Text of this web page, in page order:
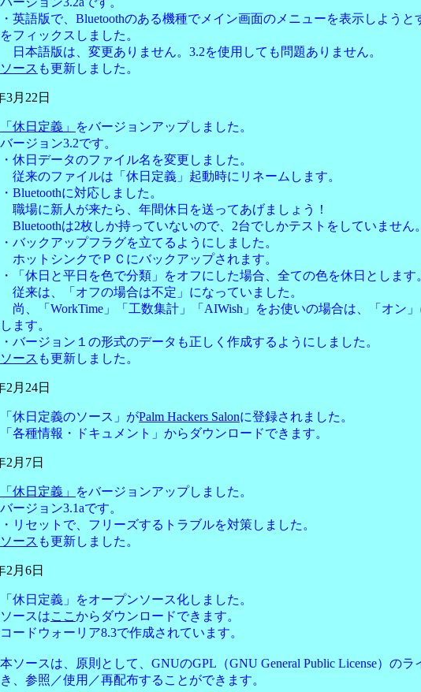
・英語版で、Bluetoothのある機種でメイン画面のメニューを表示しようと
をフィックスしました。
日本語版は、変更ありません。3.2を使用しても問題ありません。
ソース も更新しました。
3月22日
「休日定義」
をバージョンアップしました。
バージョン3.2です。
・休日データのファイル名を変更しました。
従来のファイルは「休日定義」起動時にリネームします。
・Bluetoothに対応しました。
職場に新人が来たら、年間休日を送ってあげましょう！
Bluetoothは2枚しか持っていないので、2台でしかテストをしていません
・バックアップフラグを立てるようにしました。
ホットシンクでＰＣにバックアップされます。
・「休日と平日を色で分類」をオフにした場合、全ての色を休日とします
従来は、「オフの場合は不定」になっていました。
尚、「WorkTime」「工数集計」「AIWish」をお使いの場合は、「オン
します。
・バージョン１の形式のデータも正しく作成するようにしました。
ソース も更新しました。
2月24日
「休日定義のソース」がPalm Hackers Salonに登録されました。
「各種情報・ドキュメント」からダウンロードできます。
2月7日
「休日定義」
をバージョンアップしました。
バージョン3.1aです。
・リセットで、フリーズするトラブルを対策しました。
ソース も更新しました。
2月6日
「休日定義」をオープンソース化しました。
ソースはここ からダウンロードできます。
コードウォーリア8.3で作成されています。
本ソースは、原則として、GNUのGPL（GNU General Public License）の
き、参照／使用／再配布することができます。